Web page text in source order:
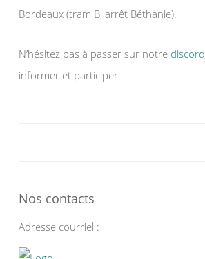
Bordeaux (tram B, arrêt Béthanie).
N’hésitez pas à passer sur notre discord
informer et participer.
Nos contacts
Adresse courriel :